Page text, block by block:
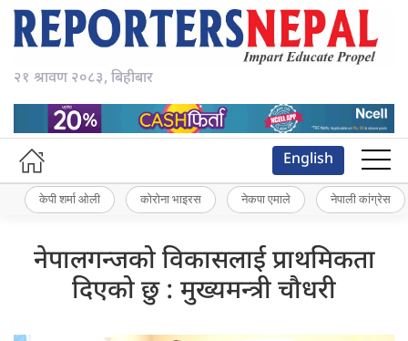
२१ श्रावण २०८३, बिहीबार
English
केपी शर्मा ओली कोरोना भाइरस नेकपा एमाले नेपाली कांग्रेस
नेपालगन्जको विकासलाई प्राथमिकता
दिएको छु : मुख्यमन्त्री चौधरी